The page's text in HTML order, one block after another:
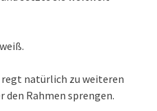
regt natürlich zu weiteren
den Rahmen sprengen.